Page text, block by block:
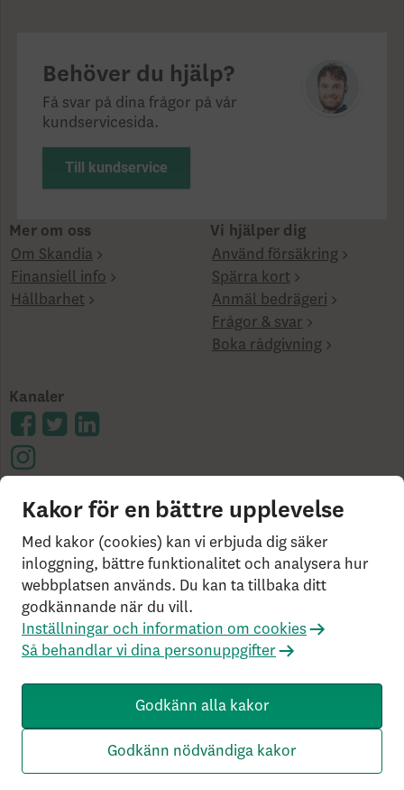
Behöver du hjälp?
Få svar på dina frågor på vår
kundservicesida.
Till kundservice
Mer om oss
Om Skandia
Finansiell info
Hållbarhet
Vi hjälper dig
Använd försäkring
Spärra kort
Anmäl bedrägeri
Frågor & svar
Boka rådgivning
Kanaler
Cookies på skandia.se
Tillgänglighet
Användarvillkor
Ångerrätt och distansavtal
utanför Sverige?
Statlig insättningsgaranti &
investerar­skydd
Så behandlar vi dina personuppgifter
Om Penningtvättslagen
Rekommenderade webbläsare
Livförsäkringsbolaget Skandia, ömsesidigt, 106 55
Stockholm, Tel: 0771-55 55 00, © Skandia
Kakor för en bättre upplevelse
Med kakor (cookies) kan vi erbjuda dig säker
inloggning, bättre funktionalitet och analysera hur
webbplatsen används. Du kan ta tillbaka ditt
godkännande när du vill.
Inställningar och information om cookies
Så behandlar vi dina personuppgifter
Godkänn alla kakor
Godkänn nödvändiga kakor